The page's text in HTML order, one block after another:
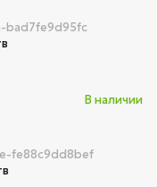
bad7fe9d95fc
В наличии
fe88c9dd8bef